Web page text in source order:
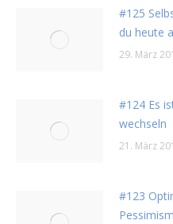
#125
du heute
29. März
#124 Es
wechseln
21. März
#123